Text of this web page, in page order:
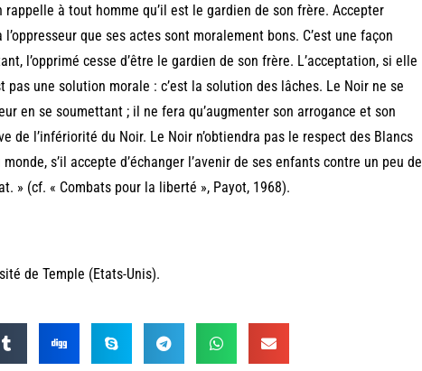
rappelle à tout homme qu’il est le gardien de son frère. Accepter
que ses actes sont moralement bons. C’est une façon
l’opprimé cesse d’être le gardien de son frère. L’acceptation, si elle
une solution morale : c’est la solution des lâches. Le Noir ne se
en se soumettant ; il ne fera qu’augmenter son arrogance et son
de l’infériorité du Noir. Le Noir n’obtiendra pas le respect des Blancs
s’il accepte d’échanger l’avenir de ses enfants contre un peu de
» (cf. « Combats pour la liberté », Payot, 1968).
de Temple (Etats-Unis).